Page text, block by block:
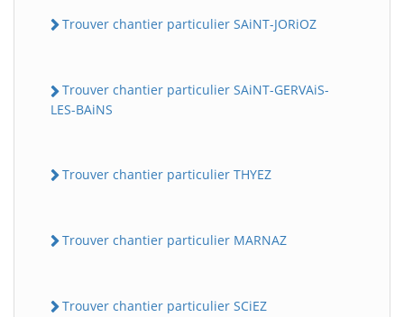
Trouver chantier particulier SAiNT-JORiOZ
Trouver chantier particulier SAiNT-GERVAiS-
LES-BAiNS
Trouver chantier particulier THYEZ
Trouver chantier particulier MARNAZ
Trouver chantier particulier SCiEZ